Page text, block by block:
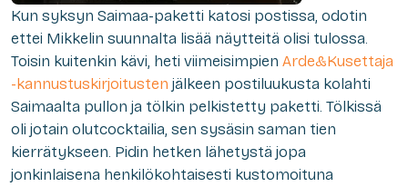
Kun syksyn Saimaa-paketti katosi postissa, odotin
ettei Mikkelin suunnalta lisää näytteitä olisi tulossa.
Toisin kuitenkin kävi, heti viimeisimpien Arde&Kusettaja
-kannustuskirjoitusten jälkeen postiluukusta kolahti
Saimaalta pullon ja tölkin pelkistetty paketti. Tölkissä
oli jotain olutcocktailia, sen sysäsin saman tien
kierrätykseen. Pidin hetken lähetystä jopa
jonkinlaisena henkilökohtaisesti kustomoituna